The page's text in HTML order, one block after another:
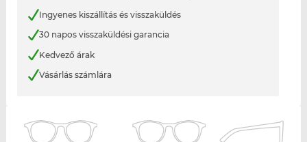
Ingyenes kiszállítás és visszaküldés
30 napos visszaküldési garancia
Kedvező árak
Vásárlás számlára